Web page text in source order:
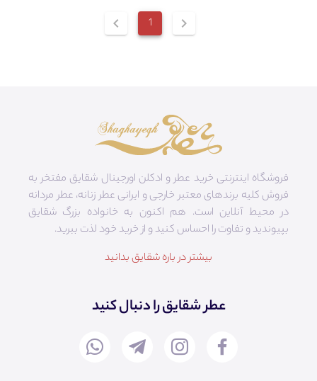
chevron_right
1
chevron_left
فروشگاه اینترنتی خرید عطر و ادکلن اورجینال شقایق مفتخر به
فروش کلیه برندهای معتبر خارجی و ایرانی عطر زنانه، عطر مردانه
در محیط آنلاین است. هم‌ اکنون به خانواده بزرگ شقایق
بپیوندید و تفاوت را احساس کنید و از خرید خود لذت ببرید.
بیشتر در باره شقایق بدانید
عطر شقایق را دنبال کنید